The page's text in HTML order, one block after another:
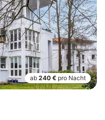
ab 240 € pro Nacht